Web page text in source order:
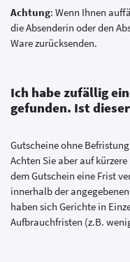
Achtung: Wenn Ihnen
die Absenderin oder den
Ware zurücksenden.
Ich habe zufällig
gefunden. Ist
Gutscheine ohne
Achten Sie aber auf
dem Gutschein eine Frist
innerhalb der
haben sich Gerichte in
Aufbrauchfristen (z.B.